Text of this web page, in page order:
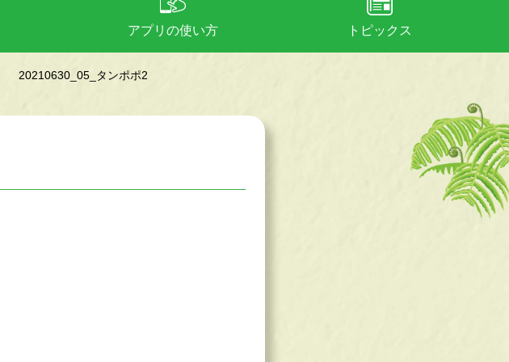
アプリの使い方 トピックス
20210630_05_タンポポ2